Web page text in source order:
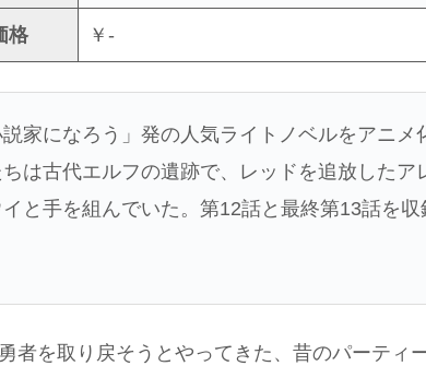
格 ￥-
説家になろう」発の人気ライトノベルをアニ
ちは古代エルフの遺跡で、レッドを追放した
イと手を組んでいた。第12話と最終第13話を収
者を取り戻そうとやってきた、昔のパーティ